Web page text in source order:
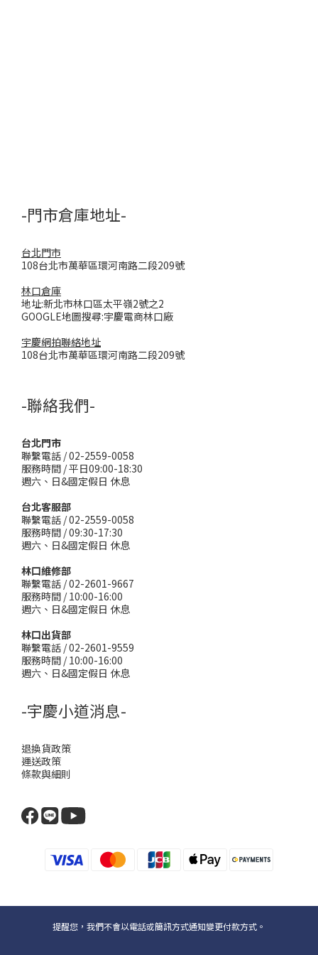
-門市倉庫地址-
台北門市
108台北市萬華區環河南路二段209號
林口倉庫
地址:新北市林口區太平嶺2號之2
GOOGLE地圖搜尋:宇慶電商林口廠
宇慶網拍聯絡地址
108台北市萬華區環河南路二段209號
-聯絡我們-
台北門市
聯繫電話 / 02-2559-0058
服務時間 / 平日09:00-18:30
週六、日&國定假日 休息
台北客服部
聯繫電話 / 02-2559-0058
服務時間 / 09:30-17:30
週六、日&國定假日 休息
林口維修部
聯繫電話 / 02-2601-9667
服務時間 / 10:00-16:00
週六、日&國定假日 休息
林口出貨部
聯繫電話 / 02-2601-9559
服務時間 / 10:00-16:00
週六、日&國定假日 休息
-宇慶小道消息-
退換貨政策
運送政策
條款與細則
提醒您，我們不會以電話或簡訊方式通知變更付款方式。